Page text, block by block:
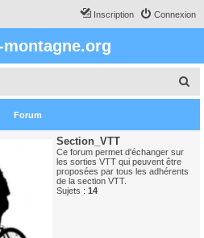
Connexion
Inscription
montagne.org
e
Forum
Section_VTT
Ce forum permet d'échanger sur
les sorties VTT qui peuvent être
proposées par tous les adhérents
de la section VTT.
Sujets : 14